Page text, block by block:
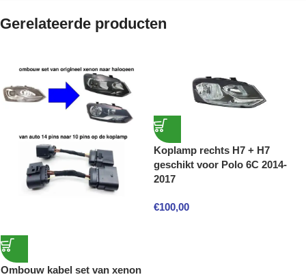
Gerelateerde producten
Ombouw kabel set van xenon
Koplamp rechts H7 + H7
geschikt voor Polo 6C 2014-
2017
€100,00